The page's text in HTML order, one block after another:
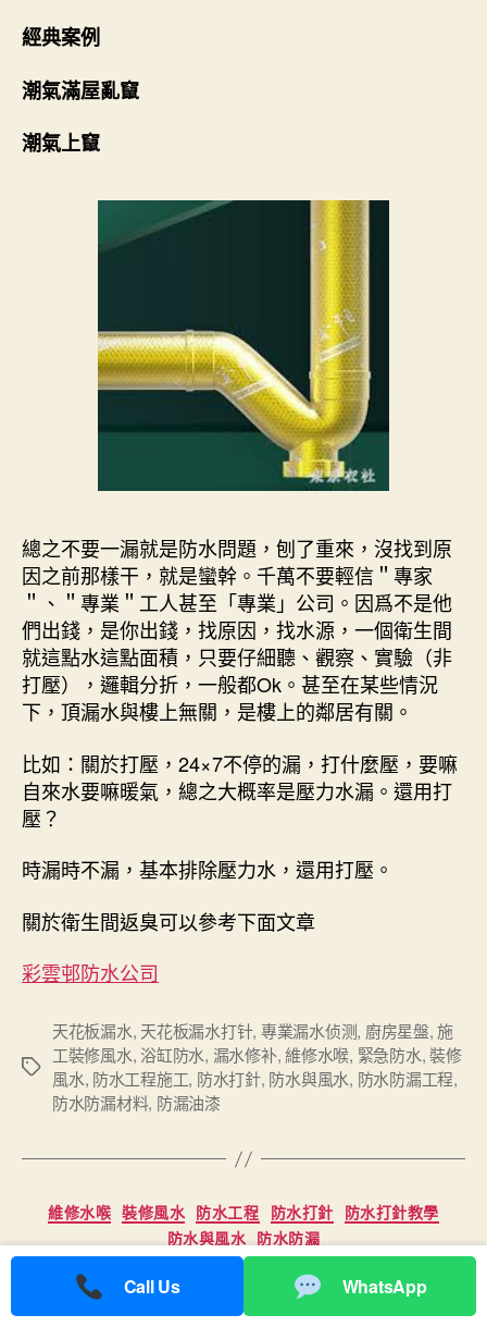
經典案例
潮氣滿屋亂竄
潮氣上竄
總之不要一漏就是防水問題，刨了重來，沒找到原
因之前那樣干，就是蠻幹。千萬不要輕信＂專家
＂、＂專業＂工人甚至「專業」公司。因爲不是他
們出錢，是你出錢，找原因，找水源，一個衛生間
就這點水這點面積，只要仔細聽、觀察、實驗（非
打壓），邏輯分折，一般都Ok。甚至在某些情況
下，頂漏水與樓上無關，是樓上的鄰居有關。
比如：關於打壓，24×7不停的漏，打什麼壓，要嘛
自來水要嘛暖氣，總之大概率是壓力水漏。還用打
壓？
時漏時不漏，基本排除壓力水，還用打壓。
關於衛生間返臭可以參考下面文章
彩雲邨防水公司
Tags
天花板漏水, 天花板漏水打针, 專業漏水侦测, 廚房星盤,施
工裝修風水, 浴缸防水, 漏水修补,維修水喉, 緊急防水,裝修
風水, 防水工程施工, 防水打針, 防水與風水, 防水防漏工程,
防水防漏材料, 防漏油漆
Categories
維修水喉 裝修風水 防水工程 防水打針 防水打針教學
防水與風水 防水防漏
衛生間漏水滲水怎麼檢
Call Us WhatsApp